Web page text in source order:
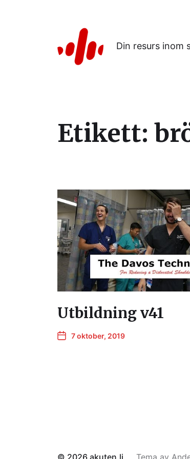
Din resurs inom
Etikett:
Utbildning v41
7 oktober, 2019
© 2026 akuten.li Tema av